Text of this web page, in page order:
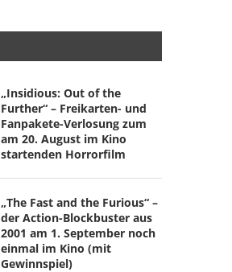
„Insidious: Out of the
Further“ – Freikarten- und
Fanpakete-Verlosung zum
am 20. August im Kino
startenden Horrorfilm
„The Fast and the Furious“ –
der Action-Blockbuster aus
2001 am 1. September noch
einmal im Kino (mit
Gewinnspiel)